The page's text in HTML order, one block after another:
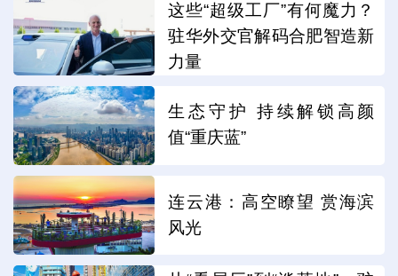
这些“超级工厂”有何魔力？
驻华外交官解码合肥智造新
力量
生态守护 持续解锁高颜
值“重庆蓝”
连云港：高空瞭望 赏海滨
风光